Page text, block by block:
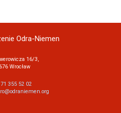
Odra-Niemen
16/3,
Wrocław
71 355 52 02